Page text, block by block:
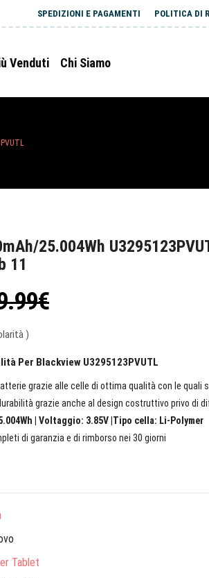
SPEDIZIONI E PAGAMENTI POLITICA DI
Venduti Chi Siamo
25.004Wh
11
)
Per Blackview U3295123PVUTL
grazie alle celle di ottima qualità con le quali
grazie anche al design costruttivo privo di
| Voltaggio: 3.85V |Tipo cella: Li-Polymer
di garanzia e di rimborso nei 30 giorni
Tablet